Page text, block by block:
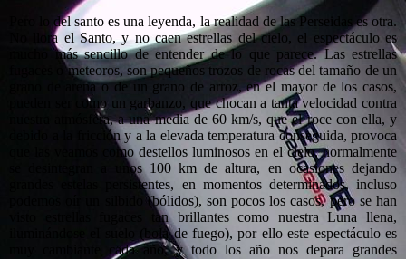
Pero lo del santo es una leyenda, la realidad de las Perseidas es otra.
No llora el Santo, y no caen estrellas del cielo, el espectáculo es
mucho más sencillo de entender de lo que parece. Las estrellas
fugaces o meteoros, son pequeños trozos de rocas del tamaño de un
grano de arena o de un grano de arroz, en el mayor de los casos,
pueden ser como un garbanzo, que chocan a tanta velocidad contra
nuestra atmósfera, a una media de 60 km/s, que el roce con ella, y
debido a la fricción y a la elevada temperatura conseguida, provoca
que las veamos como destellos luminosos en el cielo, normalmente
se desintegran a unos 100 km de altura, en ocasiones dejando
grandes estelas persistentes, en momentos determinados, incluso
podemos oír un silbido (bólidos), son pocos los casos, pero se han
visto estrellas fugaces tan brillantes como nuestra Luna llena,
iluminándose el suelo (bola de fuego), por ello este espectáculo es
muy cambiante cada año, y todo los año nos depara grandes